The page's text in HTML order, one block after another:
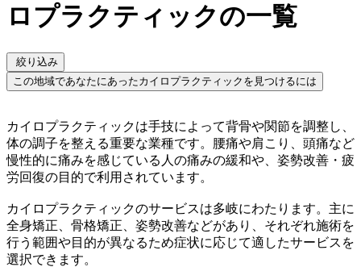
ロプラクティックの一覧
絞り込み
この地域であなたにあったカイロプラクティックを見つけるには
カイロプラクティックは手技によって背骨や関節を調整し、
体の調子を整える重要な業種です。腰痛や肩こり、頭痛など
慢性的に痛みを感じている人の痛みの緩和や、姿勢改善・疲
労回復の目的で利用されています。
カイロプラクティックのサービスは多岐にわたります。主に
全身矯正、骨格矯正、姿勢改善などがあり、それぞれ施術を
行う範囲や目的が異なるため症状に応じて適したサービスを
選択できます。